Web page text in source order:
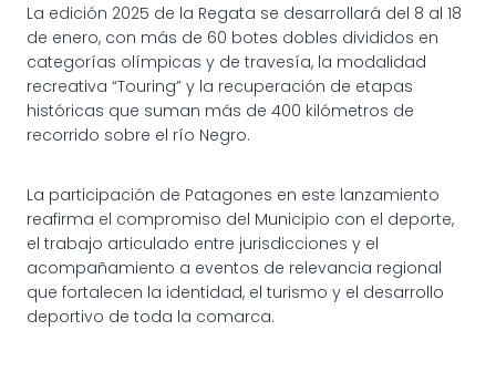
La edición 2025 de la Regata se desarrollará del 8 al 18
de enero, con más de 60 botes dobles divididos en
categorías olímpicas y de travesía, la modalidad
recreativa “Touring” y la recuperación de etapas
históricas que suman más de 400 kilómetros de
recorrido sobre el río Negro.
La participación de Patagones en este lanzamiento
reafirma el compromiso del Municipio con el deporte,
el trabajo articulado entre jurisdicciones y el
acompañamiento a eventos de relevancia regional
que fortalecen la identidad, el turismo y el desarrollo
deportivo de toda la comarca.